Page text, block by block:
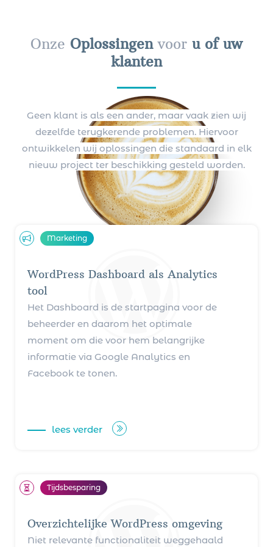
Onze Oplossingenvoor u of uw
klanten
Geen klant is als een ander, maar vaak zien wij
dezelfde terugkerende problemen. Hiervoor
ontwikkelen wij oplossingen die standaard in elk
nieuw project ter beschikking gesteld worden.
Marketing
WordPress Dashboard als Analytics
tool
Het Dashboard is de startpagina voor de
beheerder en daarom het optimale
moment om die voor hem belangrijke
informatie via Google Analytics en
Facebook te tonen.
lees verder
Tijdsbesparing
Overzichtelijke WordPress omgeving
Niet relevante functionaliteit weggehaald